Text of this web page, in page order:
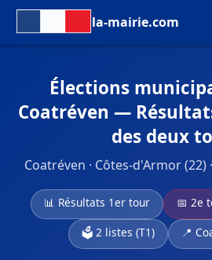
la-mairie.com
Élections
Coatréven —
des deux
Coatréven · Côtes-d'Armor (22)
📊 Résultats 1er tour
📅 2e
🗳️ 2 listes (T1)
📍